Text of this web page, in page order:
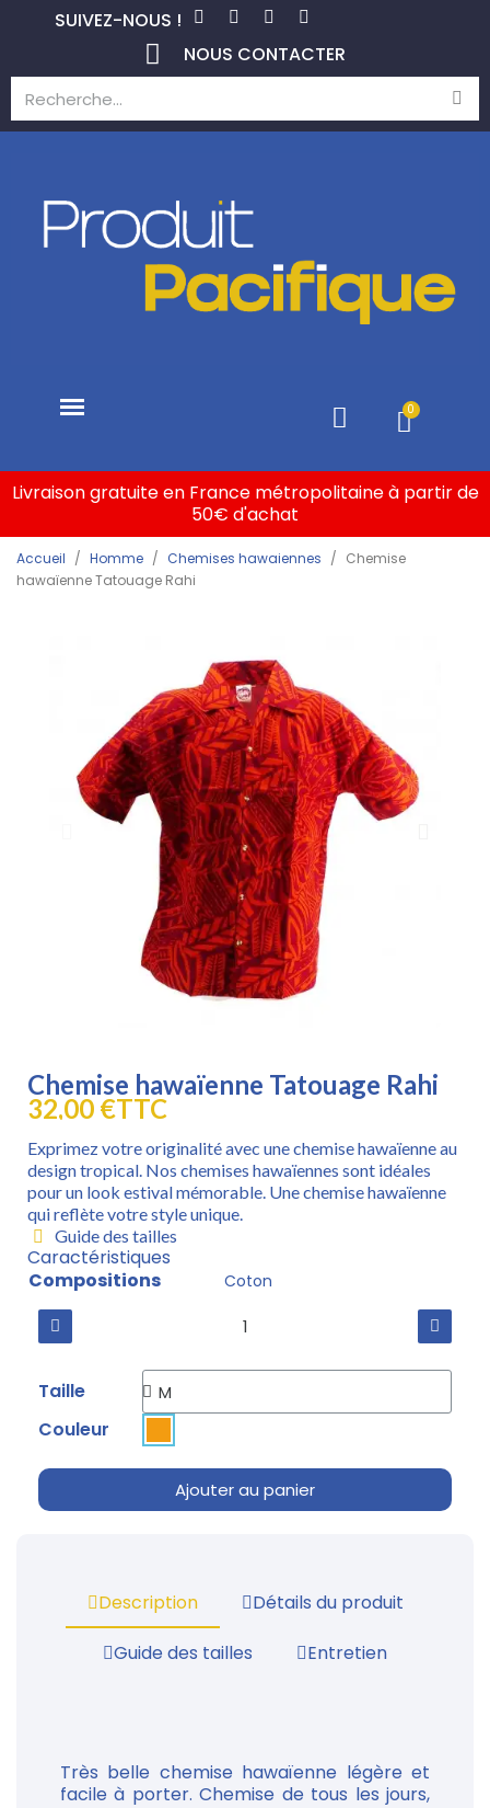
SUIVEZ-NOUS !
NOUS CONTACTER
Livraison gratuite en France métropolitaine à partir de
50€ d'achat
Accueil Homme Chemises hawaiennes
Chemise
hawaïenne Tatouage Rahi
Chemise hawaïenne Tatouage Rahi
32,00 €TTC
Exprimez votre originalité avec une chemise hawaïenne au
design tropical. Nos chemises hawaïennes sont idéales
pour un look estival mémorable. Une chemise hawaïenne
qui reflète votre style unique.
Guide des tailles
Caractéristiques
Compositions
Coton
Taille
Couleur
Ajouter au panier
Description
Détails du produit
Guide des tailles
Entretien
Très belle chemise hawaïenne légère et
facile à porter. Chemise de tous les jours,